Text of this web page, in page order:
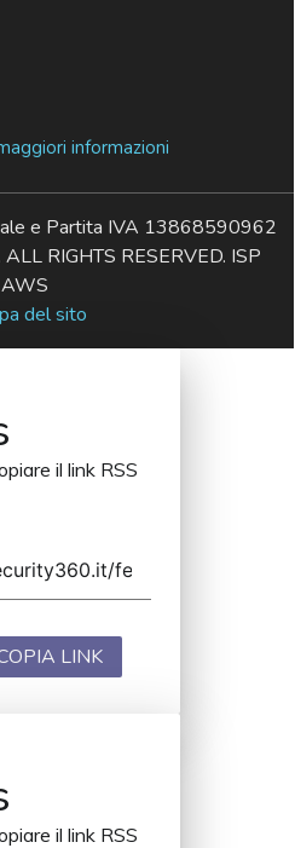
informazioni
e Partita IVA 13868590962
RIGHTS RESERVED. ISP
AWS
del sito
il link RSS
LINK
il link RSS